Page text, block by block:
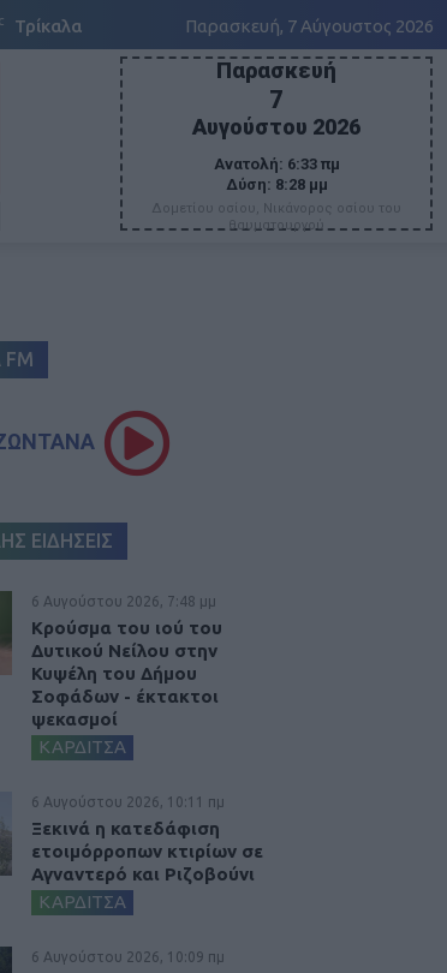
C Τρίκαλα Παρασκευή, 7 Αύγουστος 2026
Παρασκευή
7
Αυγούστου 2026
Ανατολή: 6:33 πμ
Δύση: 8:28 μμ
Δομετίου οσίου, Νικάνορος οσίου του
θαυματουργού
ΕΙΔΗΣΕΙΣ
6 Αυγούστου 2026, 7:48 μμ
Κρούσμα του ιού του
Δυτικού Νείλου στην
Κυψέλη του Δήμου
Σοφάδων - έκτακτοι
ψεκασμοί
ΚΑΡΔΙΤΣΑ
6 Αυγούστου 2026, 10:11 πμ
Ξεκινά η κατεδάφιση
ετοιμόρροπων κτιρίων σε
Αγναντερό και Ριζοβούνι
ΚΑΡΔΙΤΣΑ
6 Αυγούστου 2026, 10:09 πμ